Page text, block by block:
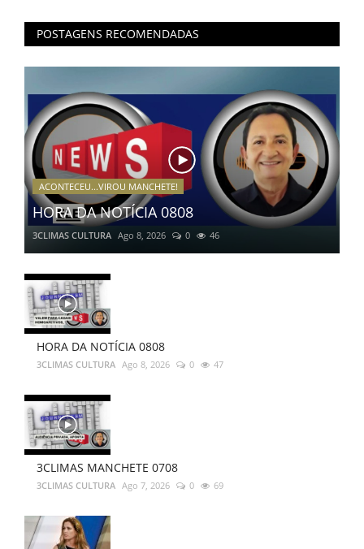
POSTAGENS RECOMENDADAS
ACONTECEU...VIROU MANCHETE!
HORA DA NOTÍCIA 0808
3CLIMAS CULTURA Ago 8, 2026 0 46
HORA DA NOTÍCIA 0808
3CLIMAS CULTURA Ago 8, 2026 0 47
3CLIMAS MANCHETE 0708
3CLIMAS CULTURA Ago 7, 2026 0 69